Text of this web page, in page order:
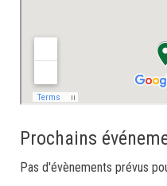
Prochains
Pas d'évènements prévus